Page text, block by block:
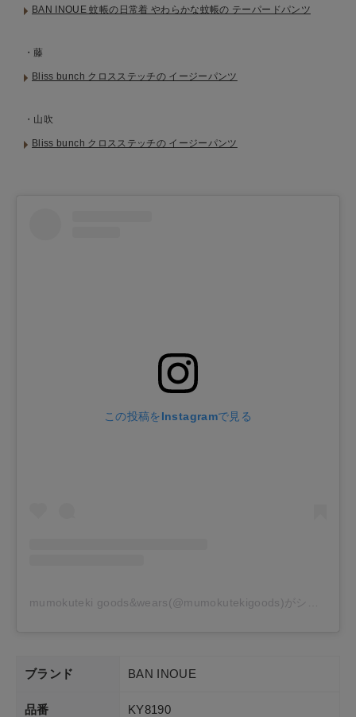
BAN INOUE 蚊帳の日常着 やわらかな蚊帳の テーパードパンツ
・藤
Bliss bunch クロスステッチの イージーパンツ
・山吹
Bliss bunch クロスステッチの イージーパンツ
この投稿をInstagramで見る
ブランド BAN INOUE
品番 KY8190